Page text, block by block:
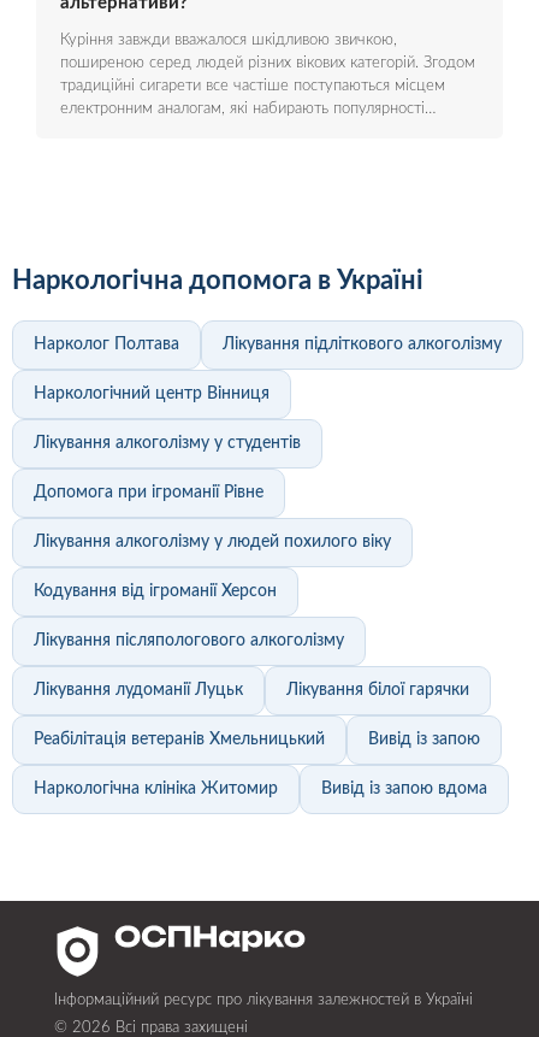
Куріння завжди вважалося шкідливою звичкою,
поширеною серед людей різних вікових категорій. Згодом
традиційні сигарети все частіше поступаються місцем
електронним аналогам, які набирають популярності…
Наркологічна допомога в Україні
Нарколог Полтава Лікування підліткового алкоголізму
Наркологічний центр Вінниця
Лікування алкоголізму у студентів
Допомога при ігроманії Рівне
Лікування алкоголізму у людей похилого віку
Кодування від ігроманії Херсон
Лікування післяпологового алкоголізму
Лікування лудоманії Луцьк Лікування білої гарячки
Реабілітація ветеранів Хмельницький Вивід із запою
Наркологічна клініка Житомир Вивід із запою вдома
Інформаційний ресурс про лікування залежностей в Україні
© 2026 Всі права захищені